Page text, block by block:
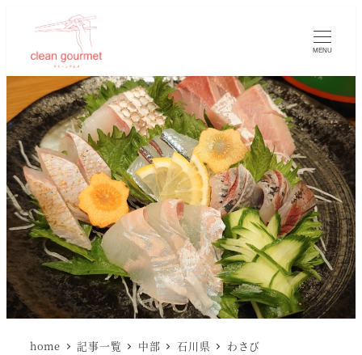
MENU
home 記事一覧 中部 石川県 わさび